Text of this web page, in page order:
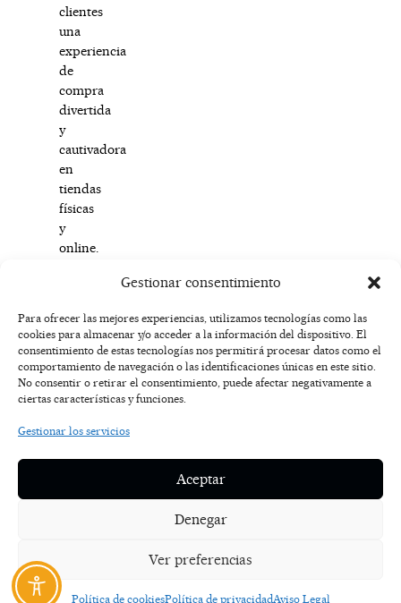
Gestionar consentimiento
Para ofrecer las mejores experiencias, utilizamos tecnologías como las
cookies para almacenar y/o acceder a la información del dispositivo. El
consentimiento de estas tecnologías nos permitirá procesar datos como el
comportamiento de navegación o las identificaciones únicas en este sitio.
No consentir o retirar el consentimiento, puede afectar negativamente a
ciertas características y funciones.
Gestionar los servicios
Aceptar
Denegar
Ver preferencias
Política de cookiesPolítica de privacidadAviso Legal
clientes
una
experiencia
de
compra
divertida
y
cautivadora
en
tiendas
físicas
y
online.
www.sunglasshut.com
F
a
c
e
-
f
I
n
s
t
m
X
-
t
w
r
Y
o
u
t
T
i
k
t
AVISO
POLÍTICA DE
CONTACTO